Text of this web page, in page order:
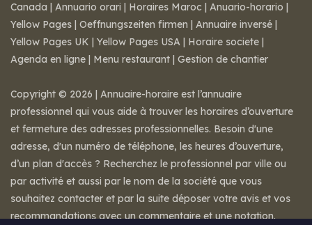
Canada | Annuario orari | Horaires Maroc | Anuario-horario |
Yellow Pages | Oeffnungszeiten firmen | Annuaire inversé |
Yellow Pages UK | Yellow Pages USA | Horaire societe |
Agenda en ligne | Menu restaurant | Gestion de chantier
Copyright © 2026 | Annuaire-horaire est l’annuaire
professionnel qui vous aide à trouver les horaires d’ouverture
et fermeture des adresses professionnelles. Besoin d'une
adresse, d'un numéro de téléphone, les heures d’ouverture,
d’un plan d'accès ? Recherchez le professionnel par ville ou
par activité et aussi par le nom de la société que vous
souhaitez contacter et par la suite déposer votre avis et vos
recommandations avec un commentaire et une notation.